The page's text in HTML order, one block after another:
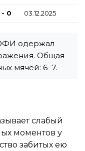
- 0 03.12.2025
одержал
Общая
мячей: 6–7.
слабый
моментов у
забитых ею